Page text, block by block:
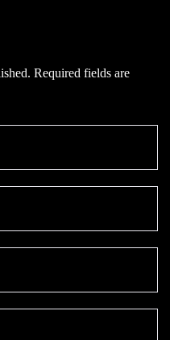
Required fields are